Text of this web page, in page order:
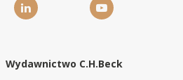
Wydawnictwo C.H.Beck